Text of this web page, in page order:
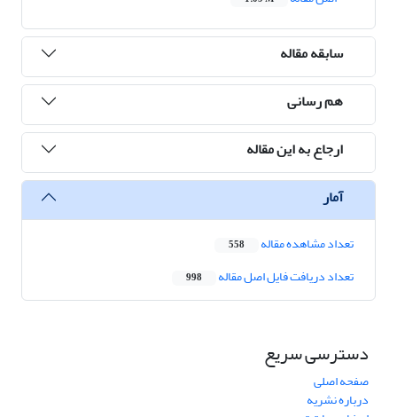
سابقه مقاله
هم رسانی
ارجاع به این مقاله
آمار
تعداد مشاهده مقاله 558
تعداد دریافت فایل اصل مقاله 998
دسترسی سریع
صفحه اصلی
درباره نشریه